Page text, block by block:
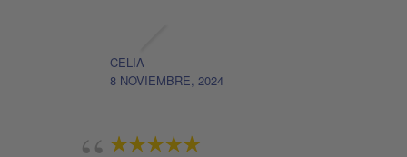
CELIA
8 NOVIEMBRE, 2024